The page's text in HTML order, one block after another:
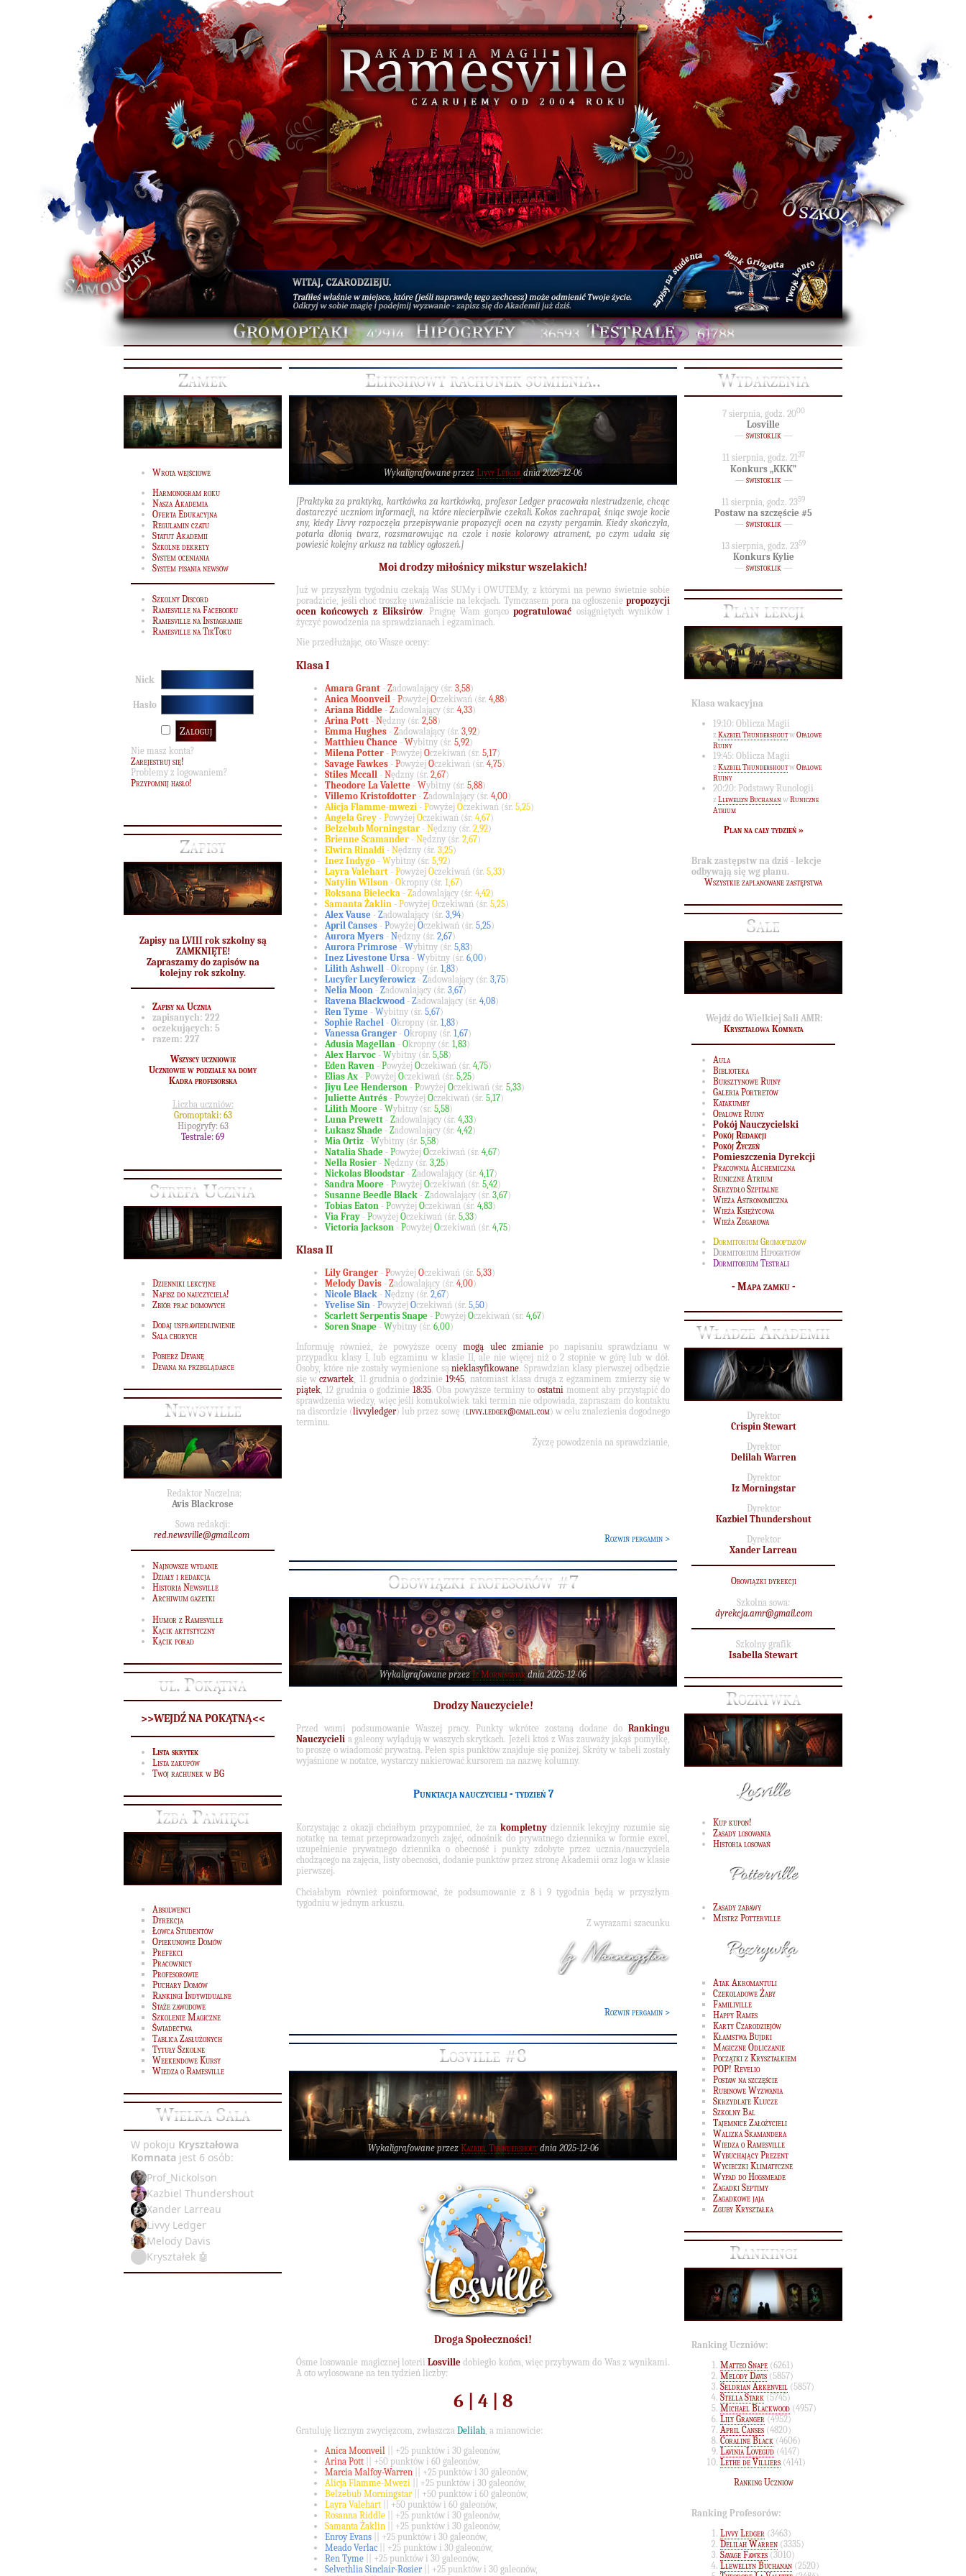
42914 36593 61788
Zamek
Wrota wejściowe
Harmonogram roku
Nasza Akademia
Oferta Edukacyjna
Regulamin czatu
Statut Akademii
Szkolne dekrety
System oceniania
System pisania newsów
Szkolny Discord
Ramesville na Facebooku
Ramesville na Instagramie
Ramesville na TikToku
Nick
Hasło
Nie masz konta?
Zarejestruj się!
Problemy z logowaniem?
Przypomnij hasło!
Zapisy
Zapisy na LVIII rok szkolny są
ZAMKNIĘTE!
Zapraszamy do zapisów na
kolejny rok szkolny.
Zapisy na Ucznia
zapisanych: 222
oczekujących: 5
razem: 227
Wszyscy uczniowie
Uczniowie w podziale na domy
Kadra profesorska
Liczba uczniów:
Gromoptaki: 63
Hipogryfy: 63
Testrale: 69
Strefa Ucznia
Dzienniki lekcyjne
Napisz do nauczyciela!
Zbiór prac domowych
Dodaj usprawiedliwienie
Sala chorych
Pobierz Devanę
Devana na przeglądarce
Newsville
Redaktor Naczelna:
Avis Blackrose
Sowa redakcji:
red.newsville@gmail.com
Najnowsze wydanie
Działy i redakcja
Historia Newsville
Archiwum gazetki
Humor z Ramesville
Kącik artystyczny
Kącik porad
ul. Pokątna
>>WEJDŹ NA POKĄTNĄ<<
Lista skrytek
Lista zakupów
Twój rachunek w BG
Izba Pamięci
Absolwenci
Dyrekcja
Łowca Studentów
Opiekunowie Domów
Prefekci
Pracownicy
Profesorowie
Puchary Domów
Rankingi Indywidualne
Staże zawodowe
Szkolenie Magiczne
Świadectwa
Tablica Zasłużonych
Tytuły Szkolne
Weekendowe Kursy
Wiedza o Ramesville
Wielka Sala
W pokoju Kryształowa
Komnata jest 6 osób:
Prof_Nickolson
Kazbiel Thundershout
Xander Larreau
Livvy Ledger
Melody Davis
Kryształek 🤖
Eliksirowy rachunek sumienia..
Wykaligrafowane przez Livvy Ledger dnia 2025-12-06
[Praktyka za praktyką, kartkówka za kartkówką, profesor Ledger pracowała niestrudzenie, chcąc
dostarczyć uczniom informacji, na które niecierpliwie czekali. Kokos zachrapał, śniąc swoje kocie
sny, kiedy Livvy rozpoczęła przepisywanie propozycji ocen na czysty pergamin. Kiedy skończyła,
potarła dłonią twarz, rozsmarowując na czole i nosie kolorowy atrament, po czym udała się
powiesić kolejny arkusz na tablicy ogłoszeń.]
Moi drodzy miłośnicy mikstur wszelakich!
Już w przyszłym tygodniu czekają Was SUMy i OWUTEMy, z którymi na pewno świetnie sobie
poradzicie, jeśli choć troszkę uważaliście na lekcjach. Tymczasem pora na ogłoszenie propozycji
ocen końcowych z Eliksirów. Pragnę Wam gorącopogratulować osiągniętych wyników i
życzyć powodzenia na sprawdzianach i egzaminach.
Nie przedłużając, oto Wasze oceny:
Klasa I
Amara Grant - Zadowalający (śr. 3,58)
Anica Moonveil - Powyżej Oczekiwań (śr. 4,88)
Ariana Riddle - Zadowalający (śr. 4,33)
Arina Pott - Nędzny (śr. 2,58)
Emma Hughes - Zadowalający (śr. 3,92)
Matthieu Chance - Wybitny (śr. 5,92)
Milena Potter - Powyżej Oczekiwań (śr. 5,17)
Savage Fawkes - Powyżej Oczekiwań (śr. 4,75)
Stiles Mccall - Nędzny (śr. 2,67)
Theodore La Valette - Wybitny (śr. 5,88)
Villemo Kristofdotter - Zadowalający (śr. 4,00)
Alicja Flamme-mwezi - Powyżej Oczekiwań (śr. 5,25)
Angela Grey - Powyżej Oczekiwań (śr. 4,67)
Belzebub Morningstar - Nędzny (śr. 2,92)
Brienne Scamander - Nędzny (śr. 2,67)
Elwira Rinaldi - Nędzny (śr. 3,25)
Inez Indygo - Wybitny (śr. 5,92)
Layra Valehart - Powyżej Oczekiwań (śr. 5,33)
Natylin Wilson - Okropny (śr. 1,67)
Roksana Bielecka - Zadowalający (śr. 4,42)
Samanta Żaklin - Powyżej Oczekiwań (śr. 5,25)
Alex Vause - Zadowalający (śr. 3,94)
April Canses - Powyżej Oczekiwań (śr. 5,25)
Aurora Myers - Nędzny (śr. 2,67)
Aurora Primrose - Wybitny (śr. 5,83)
Inez Livestone Ursa - Wybitny (śr. 6,00)
Lilith Ashwell - Okropny (śr. 1,83)
Lucyfer Lucyferowicz - Zadowalający (śr. 3,75)
Nelia Moon - Zadowalający (śr. 3,67)
Ravena Blackwood - Zadowalający (śr. 4,08)
Ren Tyme - Wybitny (śr. 5,67)
Sophie Rachel - Okropny (śr. 1,83)
Vanessa Granger - Okropny (śr. 1,67)
Adusia Magellan - Okropny (śr. 1,83)
Alex Harvoc - Wybitny (śr. 5,58)
Eden Raven - Powyżej Oczekiwań (śr. 4,75)
Elias Ax - Powyżej Oczekiwań (śr. 5,25)
Jiyu Lee Henderson - Powyżej Oczekiwań (śr. 5,33)
Juliette Autrés - Powyżej Oczekiwań (śr. 5,17)
Lilith Moore - Wybitny (śr. 5,58)
Luna Prewett - Zadowalający (śr. 4,33)
Łukasz Shade - Zadowalający (śr. 4,42)
Mia Ortiz - Wybitny (śr. 5,58)
Natalia Shade - Powyżej Oczekiwań (śr. 4,67)
Nella Rosier - Nędzny (śr. 3,25)
Nickolas Bloodstar - Zadowalający (śr. 4,17)
Sandra Moore - Powyżej Oczekiwań (śr. 5,42)
Susanne Beedle Black - Zadowalający (śr. 3,67)
Tobias Eaton - Powyżej Oczekiwań (śr. 4,83)
Via Fray - Powyżej Oczekiwań (śr. 5,33)
Victoria Jackson - Powyżej Oczekiwań (śr. 4,75)
Klasa II
Lily Granger - Powyżej Oczekiwań (śr. 5,33)
Melody Davis - Zadowalający (śr. 4,00)
Nicole Black - Nędzny (śr. 2,67)
Yvelise Sin - Powyżej Oczekiwań (śr. 5,50)
Scarlett Serpentis Snape - Powyżej Oczekiwań (śr. 4,67)
Soren Snape - Wybitny (śr. 6,00)
Informuję również, że powyższe ocenymogą ulec zmianie po napisaniu sprawdzianu w
przypadku klasy I, lub egzaminu w klasie II, ale nie więcej niż o 2 stopnie w górę lub w dół.
Osoby, które nie zostały wymienione sąnieklasyfikowane. Sprawdzian klasy pierwszej odbędzie
się wczwartek, 11 grudnia o godzinie19:45, natomiast klasa druga z egzaminem zmierzy się w
piątek, 12 grudnia o godzinie 18:35. Oba powyższe terminy to ostatni moment aby przystąpić do
sprawdzenia wiedzy, więc jeśli komukolwiek taki termin nie odpowiada, zapraszam do kontaktu
na discordzie (livvyledger) lub przez sowę (livvy.ledger@gmail.com) w celu znalezienia dogodnego
terminu.
Życzę powodzenia na sprawdzianie,
Rozwiń pergamin >
Obowiązki profesorów #7
Wykaligrafowane przez Iz Morningstardnia 2025-12-06
Drodzy Nauczyciele!
Przed wami podsumowanie Waszej pracy. Punkty wkrótce zostaną dodane do Rankingu
Nauczycieli a galeony wylądują w waszych skrytkach. Jeżeli ktoś z Was zauważy jakąś pomyłkę,
to proszę o wiadomość prywatną. Pełen spis punktów znajduje się poniżej. Skróty w tabeli zostały
wyjaśnione w notatce, wystarczy nakierować kursorem na nazwę kolumny.
Punktacja nauczycieli - tydzień 7
Korzystając z okazji chciałbym przypomnieć, że za kompletny dziennik lekcyjny rozumie się
notatkę na temat przeprowadzonych zajęć, odnośnik do prywatnego dziennika w formie excel,
uzupełnienie prywatnego dziennika o obecność i punkty zdobyte przez ucznia/nauczyciela
chodzącego na zajęcia, listy obecności, dodanie punktów przez stronę Akademii oraz loga w klasie
pierwszej.
Chciałabym również poinformować, że podsumowanie z 8 i 9 tygodnia będą w przyszłym
tygodniu w jednym arkuszu.
Z wyrazami szacunku
Rozwiń pergamin >
Losville #8
Wykaligrafowane przez Kazbiel Thundershoutdnia 2025-12-06
Droga Społeczności!
Ósme losowanie magicznej loterii Losville dobiegło końca, więc przybywam do Was z wynikami.
A oto wylosowane na ten tydzień liczby:
6 | 4 | 8
Gratuluję licznym zwycięzcom, zwłaszcza Delilah , a mianowicie:
Anica Moonveil
|| +25 punktów i 30 galeonów,
Arina Pott
|| +50 punktów i 60 galeonów,
Marcia Malfoy-Warren
|| +25 punktów i 30 galeonów,
Alicja Flamme-Mwezi
|| +25 punktów i 30 galeonów,
Belzebub Morningstar
|| +50 punktów i 60 galeonów,
Layra Valehart
|| +50 punktów i 60 galeonów,
Rosanna Riddle
|| +25 punktów i 30 galeonów,
Samanta Żaklin
|| +25 punktów i 30 galeonów,
Enroy Evans
|| +25 punktów i 30 galeonów,
Meado Verlac
|| +25 punktów i 30 galeonów,
Ren Tyme
|| +25 punktów i 30 galeonów,
Selvethlia Sinclair-Rosier
|| +25 punktów i 30 galeonów,
Wydarzenia
7 sierpnia, godz. 2000
Losville
— świstoklik—
11 sierpnia, godz. 2137
Konkurs „KKK”
— świstoklik—
11 sierpnia, godz. 2359
Postaw na szczęście #5
— świstoklik—
13 sierpnia, godz. 2359
Konkurs Kylie
— świstoklik—
Plan lekcji
Klasa wakacyjna
19:10: Oblicza Magii
z Kazbiel ThundershoutwOpalowe
Ruiny
19:45: Oblicza Magii
z Kazbiel ThundershoutwOpalowe
Ruiny
20:20: Podstawy Runologii
z Llewellyn BuchananwRuniczne
Atrium
Plan na cały tydzień »
Brak zastępstw na dziś - lekcje
odbywają się wg planu.
Wszystkie zaplanowane zastępstwa
Sale
Wejdź do Wielkiej Sali AMR:
Kryształowa Komnata
Aula
Biblioteka
Bursztynowe Ruiny
Galeria Portretów
Katakumby
Opalowe Ruiny
Pokój Nauczycielski
Pokój Redakcji
Pokój Życzeń
Pomieszczenia Dyrekcji
Pracownia Alchemiczna
Runiczne Atrium
Skrzydło Szpitalne
Wieża Astronomiczna
Wieża Księżycowa
Wieża Zegarowa
Dormitorium Gromoptaków
Dormitorium Hipogryfów
Dormitorium Testrali
- Mapa zamku-
Władze Akademii
Dyrektor
Crispin Stewart
Dyrektor
Delilah Warren
Dyrektor
Iz Morningstar
Dyrektor
Kazbiel Thundershout
Dyrektor
Xander Larreau
Obowiązki dyrekcji
Szkolna sowa:
dyrekcja.amr@gmail.com
Szkolny grafik
Isabella Stewart
Rozrywka
Kup kupon!
Zasady losowania
Historia losowań
Zasady zabawy
Mistrz Potterville
Atak Akromantuli
Czekoladowe Żaby
Familiville
Happy Rames
Karty Czarodziejów
Kłamstwa Bujdki
Magiczne Odliczanie
Początki z Kryształkiem
POP! Revelio
Postaw na szczęście
Rubinowe Wyzwania
Skrzydlate Klucze
Szkolny Bal
Tajemnice Założycieli
Walizka Skamandera
Wiedza o Ramesville
Wybuchający Prezent
Wycieczki Klimatyczne
Wypad do Hogsmeade
Zagadki Septimy
Zagadkowe jaja
Zguby Kryształka
Rankingi
Ranking Uczniów:
Matteo Snape (6261)
Melody Davis (5857)
Seldrian Arkenveil (5857)
Stella Stark (5745)
Michael Blackwood (4957)
Lily Granger (4952)
April Canses (4820)
Coraline Black (4606)
Lavinia Lovegud (4147)
Lethe de Villiers (4141)
Ranking Uczniów
Ranking Profesorów:
Livvy Ledger (3463)
Delilah Warren (3335)
Savage Fawkes (3010)
Llewellyn Buchanan (2520)